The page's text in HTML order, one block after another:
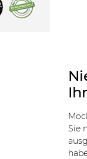
Sie